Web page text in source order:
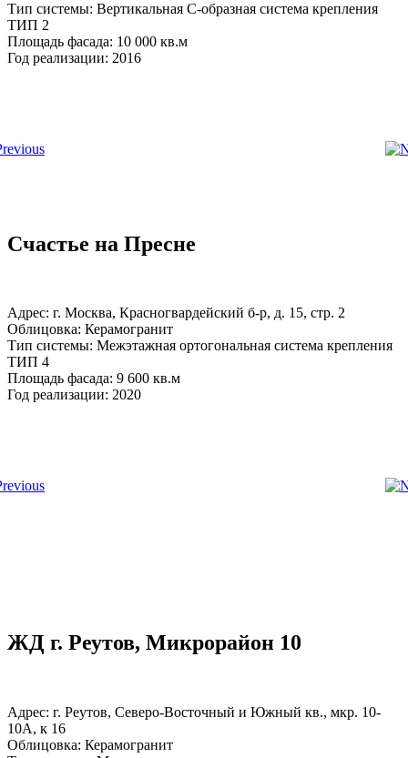
Тип системы: Вертикальная С-образная система крепления
ТИП 2
Площадь фасада: 10 000 кв.м
Год реализации: 2016
Счастье на Пресне
Адрес: г. Москва, Красногвардейский б-р, д. 15, стр. 2
Облицовка: Керамогранит
Тип системы: Межэтажная ортогональная система крепления
ТИП 4
Площадь фасада: 9 600 кв.м
Год реализации: 2020
ЖД г. Реутов, Микрорайон 10
Адрес: г. Реутов, Северо-Восточный и Южный кв., мкр. 10-
10А, к 16
Облицовка: Керамогранит